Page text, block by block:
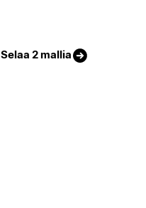
Selaa 2 mallia